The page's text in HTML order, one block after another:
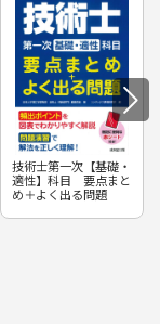
技術士第一次【基礎・
適性】科目 要点まと
め＋よく出る問題